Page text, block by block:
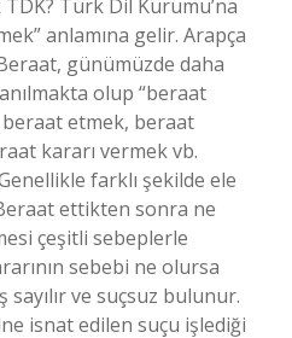
Türk Dil Kurumu’na
anlamına gelir. Arapça
günümüzde daha
olup “beraat
etmek, beraat
kararı vermek vb.
farklı şekilde ele
ettikten sonra ne
çeşitli sebeplerle
sebebi ne olursa
ve suçsuz bulunur.
isnat edilen suçu işlediği